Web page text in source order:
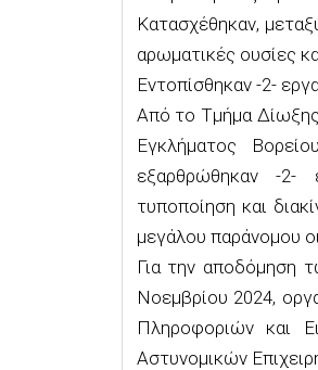
Κατασχέθηκαν,
αρωματικές ουσίες
Εντοπίσθηκαν -2-
Από το Τμήμα
Εγκλήματος
εξαρθρώθηκαν -2-
τυποποίηση και
μεγάλου παράνομου
Για την αποδόμηση
Νοεμβρίου 2024,
Πληροφοριών και
Αστυνομικών